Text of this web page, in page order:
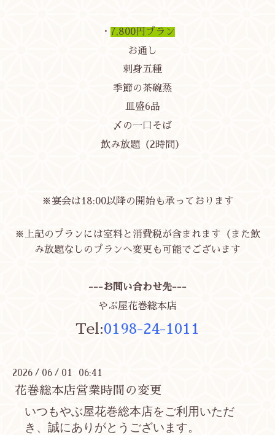
・ 7,800円プラン
お通し
刺身五種
季節の茶碗蒸
皿盛6品
〆の一口そば
飲み放題（2時間）
※宴会は18:00以降の開始も承っております
※上記のプランには室料と消費税が含まれます（また飲
み放題なしのプランへ変更も可能でございます
---お問い合わせ先---
やぶ屋花巻総本店
Tel:0198-24-1011
2026 / 06 / 01 06:41
花巻総本店営業時間の変更
いつもやぶ屋花巻総本店をご利用いただ
き、誠にありがとうございます。